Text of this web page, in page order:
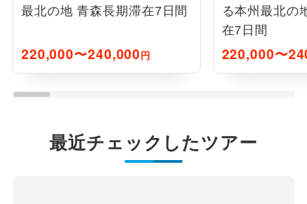
最北の地 青森長期滞在7日間
220,000〜240,000円
る本州最北の
在7日間
220,000〜
最近チェックしたツアー